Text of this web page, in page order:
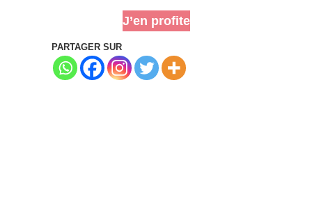
J’en profite
PARTAGER SUR